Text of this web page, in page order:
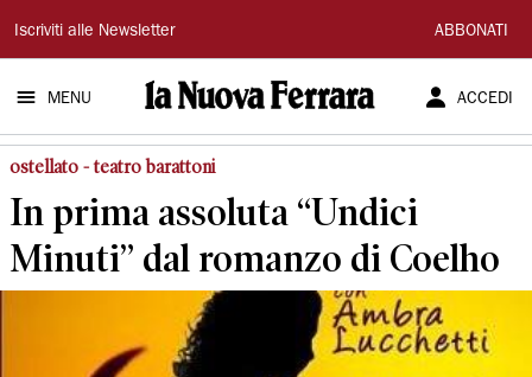
La
Nuova
Ferrara
Iscriviti alle Newsletter ABBONATI
MENU ACCEDI
ostellato - teatro barattoni
In prima assoluta “Undici
Minuti” dal romanzo di Coelho